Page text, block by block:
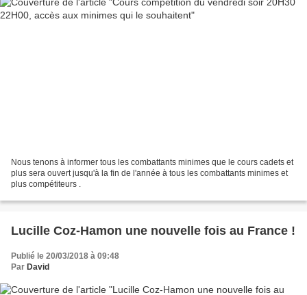
Nous tenons à informer tous les combattants minimes que le cours cadets et
plus sera ouvert jusqu'à la fin de l'année à tous les combattants minimes et
plus compétiteurs .
Lucille Coz-Hamon une nouvelle fois au France !
Publié le 20/03/2018 à 09:48
Par David